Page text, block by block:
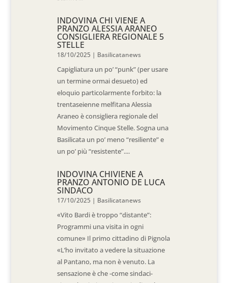
INDOVINA CHI VIENE A
PRANZO ALESSIA ARANEO
CONSIGLIERA REGIONALE 5
STELLE
18/10/2025 | Basilicatanews
Capigliatura un po’ “punk” (per usare
un termine ormai desueto) ed
eloquio particolarmente forbito: la
trentaseienne melfitana Alessia
Araneo è consigliera regionale del
Movimento Cinque Stelle. Sogna una
Basilicata un po’ meno “resiliente” e
un po’ più “resistente”....
INDOVINA CHIVIENE A
PRANZO ANTONIO DE LUCA
SINDACO
17/10/2025 | Basilicatanews
«Vito Bardi è troppo “distante”:
Programmi una visita in ogni
comune» Il primo cittadino di Pignola
«L’ho invitato a vedere la situazione
al Pantano, ma non è venuto. La
sensazione è che -come sindaci-